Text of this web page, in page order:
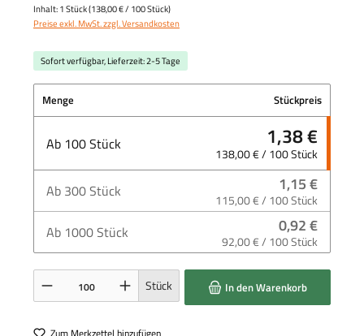
Inhalt:1 Stück(138,00 €/ 100 Stück)
Preise exkl. MwSt. zzgl. Versandkosten
Sofort verfügbar, Lieferzeit: 2-5 Tage
Menge Stückpreis
Ab 100Stück 1,38 €
138,00 € / 100 Stück
Ab 300Stück 1,15 €
115,00 € / 100 Stück
Ab 1000Stück 0,92 €
92,00 € / 100 Stück
Produkt Anzahl: Gib den gewünschten Wert ein oder benutze die Schaltflächen um
Stück In den Warenkorb